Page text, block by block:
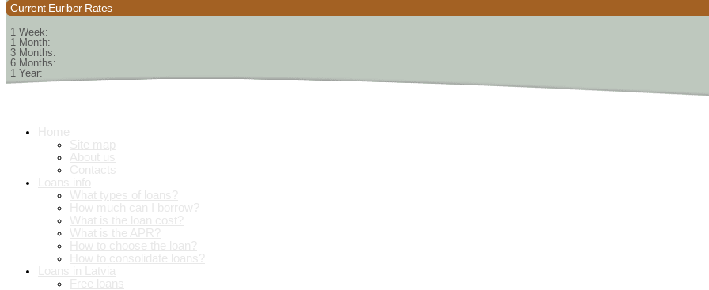
Current Euribor Rates
1 Week:
1 Month:
3 Months:
6 Months:
1 Year: